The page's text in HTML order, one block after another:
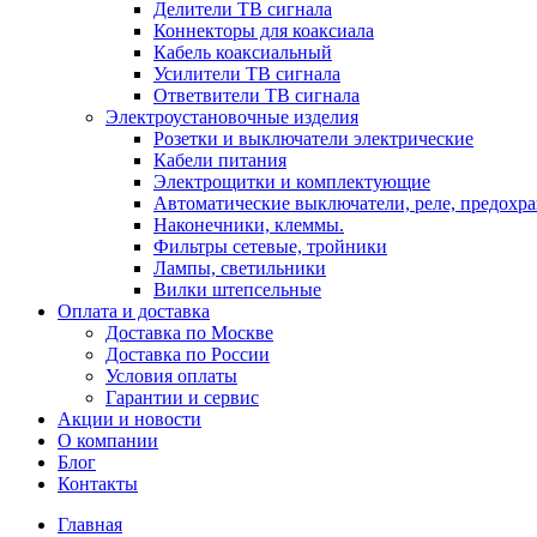
Делители ТВ сигнала
Коннекторы для коаксиала
Кабель коаксиальный
Усилители ТВ сигнала
Ответвители ТВ сигнала
Электроустановочные изделия
Розетки и выключатели электрические
Кабели питания
Электрощитки и комплектующие
Автоматические выключатели, реле,
Наконечники, клеммы.
Фильтры сетевые, тройники
Лампы, светильники
Вилки штепсельные
Оплата и доставка
Доставка по Москве
Доставка по России
Условия оплаты
Гарантии и сервис
Акции и новости
О компании
Блог
Контакты
Главная